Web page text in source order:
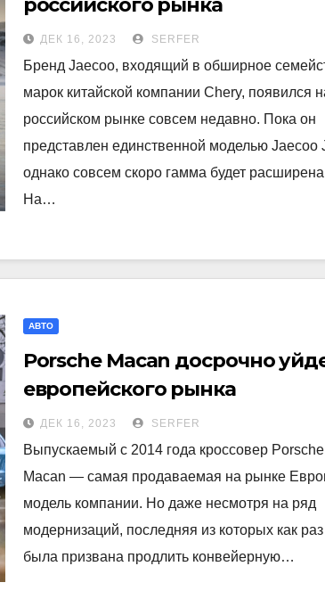
российского рынка
ДЕК 16, 2023 SERFER
Бренд Jaecoo, входящий в обширное
марок китайской компании Chery, появился
российском рынке совсем недавно. Пока он
представлен единственной моделью Jaecoo
однако совсем скоро гамма будет
На…
АВТО
Porsche Macan досрочно
европейского рынка
ДЕК 16, 2023 SERFER
Выпускаемый с 2014 года кроссовер Porsche
Macan — самая продаваемая на рынке
модель компании. Но даже несмотря на ряд
модернизаций, последняя из которых как раз
была призвана продлить конвейерную…